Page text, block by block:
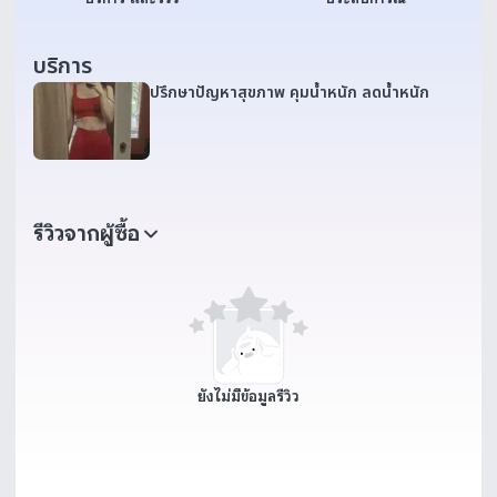
บริการ
ปรึกษาปัญหาสุขภาพ คุมน้ำหนัก ลดน้ำหนัก
รีวิวจากผู้ซื้อ
ยังไม่มีข้อมูลรีวิว